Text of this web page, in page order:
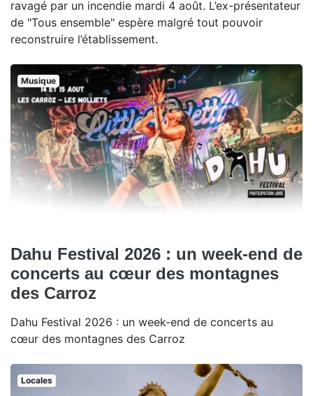
ravagé par un incendie mardi 4 août. L’ex-présentateur
de "Tous ensemble" espère malgré tout pouvoir
reconstruire l’établissement.
Musique
Dahu Festival 2026 : un week-end de
concerts au cœur des montagnes
des Carroz
Dahu Festival 2026 : un week-end de concerts au
cœur des montagnes des Carroz
Locales